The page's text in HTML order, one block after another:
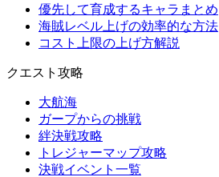
優先して育成するキャラまとめ
海賊レベル上げの効率的な方法
コスト上限の上げ方解説
クエスト攻略
大航海
ガープからの挑戦
絆決戦攻略
トレジャーマップ攻略
決戦イベント一覧